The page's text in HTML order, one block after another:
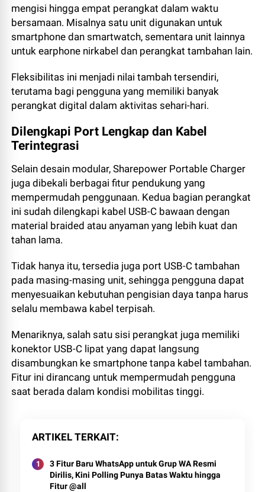
mengisi hingga empat perangkat dalam waktu
bersamaan. Misalnya satu unit digunakan untuk
smartphone dan smartwatch, sementara unit lainnya
untuk earphone nirkabel dan perangkat tambahan lain.
Fleksibilitas ini menjadi nilai tambah tersendiri,
terutama bagi pengguna yang memiliki banyak
perangkat digital dalam aktivitas sehari-hari.
Dilengkapi Port Lengkap dan Kabel
Terintegrasi
Selain desain modular, Sharepower Portable Charger
juga dibekali berbagai fitur pendukung yang
mempermudah penggunaan. Kedua bagian perangkat
ini sudah dilengkapi kabel USB-C bawaan dengan
material braided atau anyaman yang lebih kuat dan
tahan lama.
Tidak hanya itu, tersedia juga port USB-C tambahan
pada masing-masing unit, sehingga pengguna dapat
menyesuaikan kebutuhan pengisian daya tanpa harus
selalu membawa kabel terpisah.
Menariknya, salah satu sisi perangkat juga memiliki
konektor USB-C lipat yang dapat langsung
disambungkan ke smartphone tanpa kabel tambahan.
Fitur ini dirancang untuk mempermudah pengguna
saat berada dalam kondisi mobilitas tinggi.
ARTIKEL TERKAIT
3 Fitur Baru WhatsApp untuk Grup WA Resmi
Dirilis, Kini Polling Punya Batas Waktu hingga
Fitur @all